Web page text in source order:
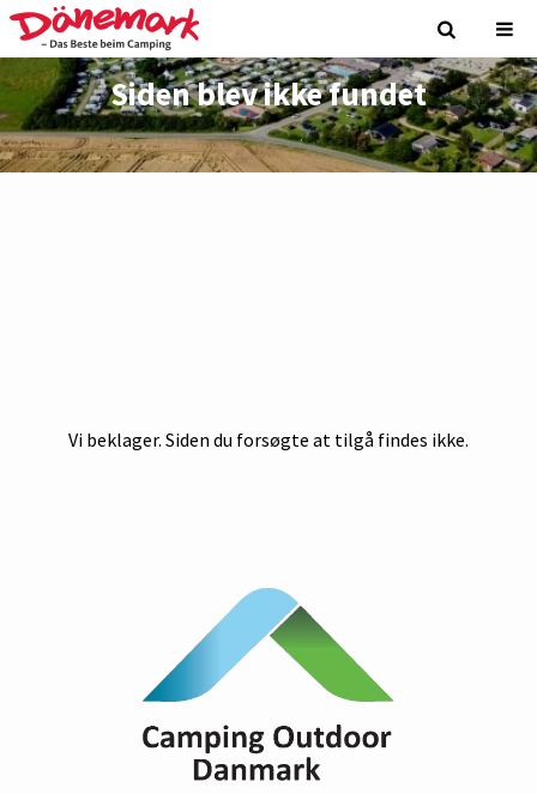
Siden blev ikke fundet
Vi beklager. Siden du forsøgte at tilgå findes ikke.